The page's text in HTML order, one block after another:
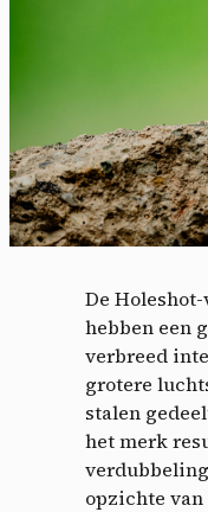
De Holeshot-
hebben een
verbreed
grotere
stalen
het merk
opzichte